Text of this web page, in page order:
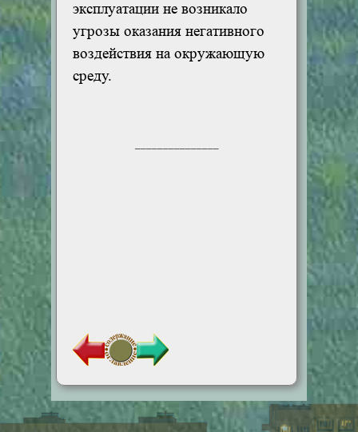
эксплуатации не возникало
угрозы оказания негативного
воздействия на окружающую
среду.